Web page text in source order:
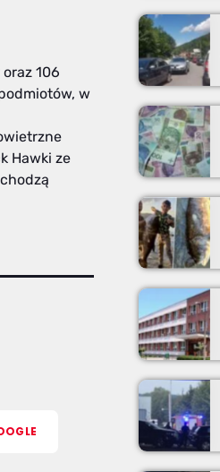
106
w
Hawki ze